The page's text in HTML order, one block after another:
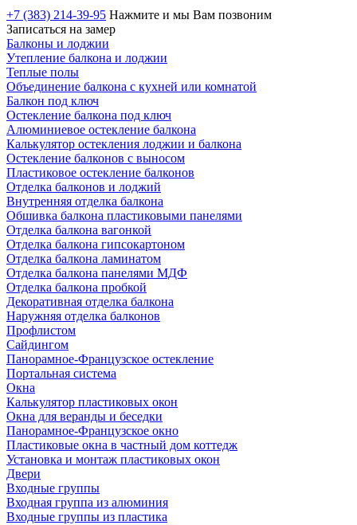
+7 (383) 214-39-95 Нажмите и мы Вам позвоним
Записаться на замер
Балконы и лоджии
Утепление балкона и лоджии
Теплые полы
Объединение балкона с кухней или комнатой
Балкон под ключ
Остекление балкона под ключ
Алюминиевое остекление балкона
Калькулятор остекления лоджии и балкона
Остекление балконов с выносом
Пластиковое остекление балконов
Отделка балконов и лоджий
Внутренняя отделка балкона
Обшивка балкона пластиковыми панелями
Отделка балкона вагонкой
Отделка балкона гипсокартоном
Отделка балкона ламинатом
Отделка балкона панелями МДФ
Отделка балкона пробкой
Декоративная отделка балкона
Наружняя отделка балконов
Профлистом
Сайдингом
Панорамное-Французское остекление
Портальная система
Окна
Калькулятор пластиковых окон
Окна для веранды и беседки
Панорамное-Французское окно
Пластиковые окна в частный дом коттедж
Установка и монтаж пластиковых окон
Двери
Входные группы
Входная группа из алюминия
Входные группы из пластика